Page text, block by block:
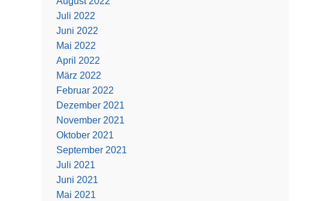
Juli 2022
Juni 2022
Mai 2022
April 2022
März 2022
Februar 2022
Dezember 2021
November 2021
Oktober 2021
September 2021
Juli 2021
Juni 2021
Mai 2021